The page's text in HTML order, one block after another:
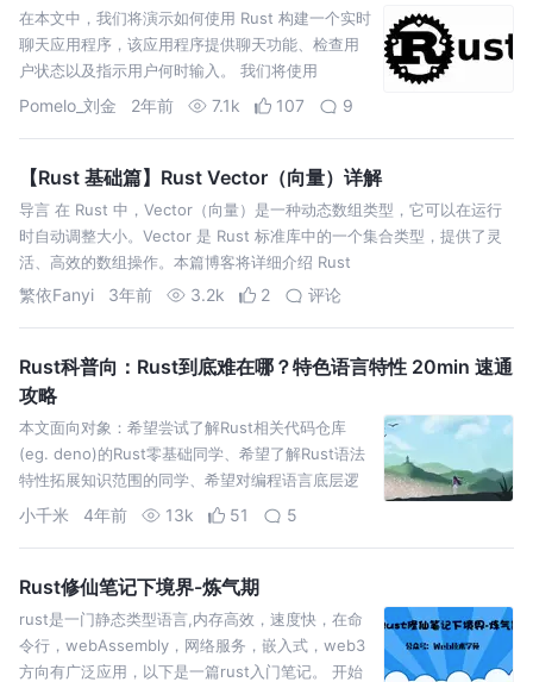
在本文中，我们将演示如何使用 Rust 构建一个实时
聊天应用程序，该应用程序提供聊天功能、检查用
户状态以及指示用户何时输入。 我们将使用
WebSocket 来启用双向客户端-服务器通信
Pomelo_刘金 2年前 7.1k 107 9
【Rust 基础篇】Rust Vector（向量）详解
导言 在 Rust 中，Vector（向量）是一种动态数组类型，它可以在运行
时自动调整大小。Vector 是 Rust 标准库中的一个集合类型，提供了灵
活、高效的数组操作。本篇博客将详细介绍 Rust
繁依Fanyi 3年前 3.2k 2 评论
Rust科普向：Rust到底难在哪？特色语言特性 20min 速通
攻略
本文面向对象：希望尝试了解Rust相关代码仓库
(eg. deno)的Rust零基础同学、希望了解Rust语法
特性拓展知识范围的同学、希望对编程语言底层逻
辑加深理解的同学
小千米 4年前 13k 51 5
Rust修仙笔记下境界-炼气期
rust是一门静态类型语言,内存高效，速度快，在命
令行，webAssembly，网络服务，嵌入式，web3
方向有广泛应用，以下是一篇rust入门笔记。 开始